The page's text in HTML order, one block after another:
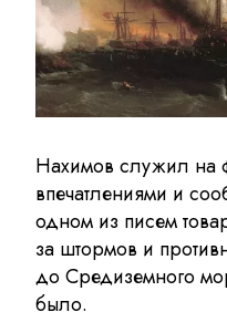
Нахимов служил на
впечатлениями и
одном из писем
за штормов и
до Средиземного
было.